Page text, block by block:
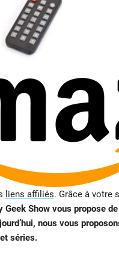
liens affiliés. Grâce à votre
Geek Show vous propose
nous vous
séries.